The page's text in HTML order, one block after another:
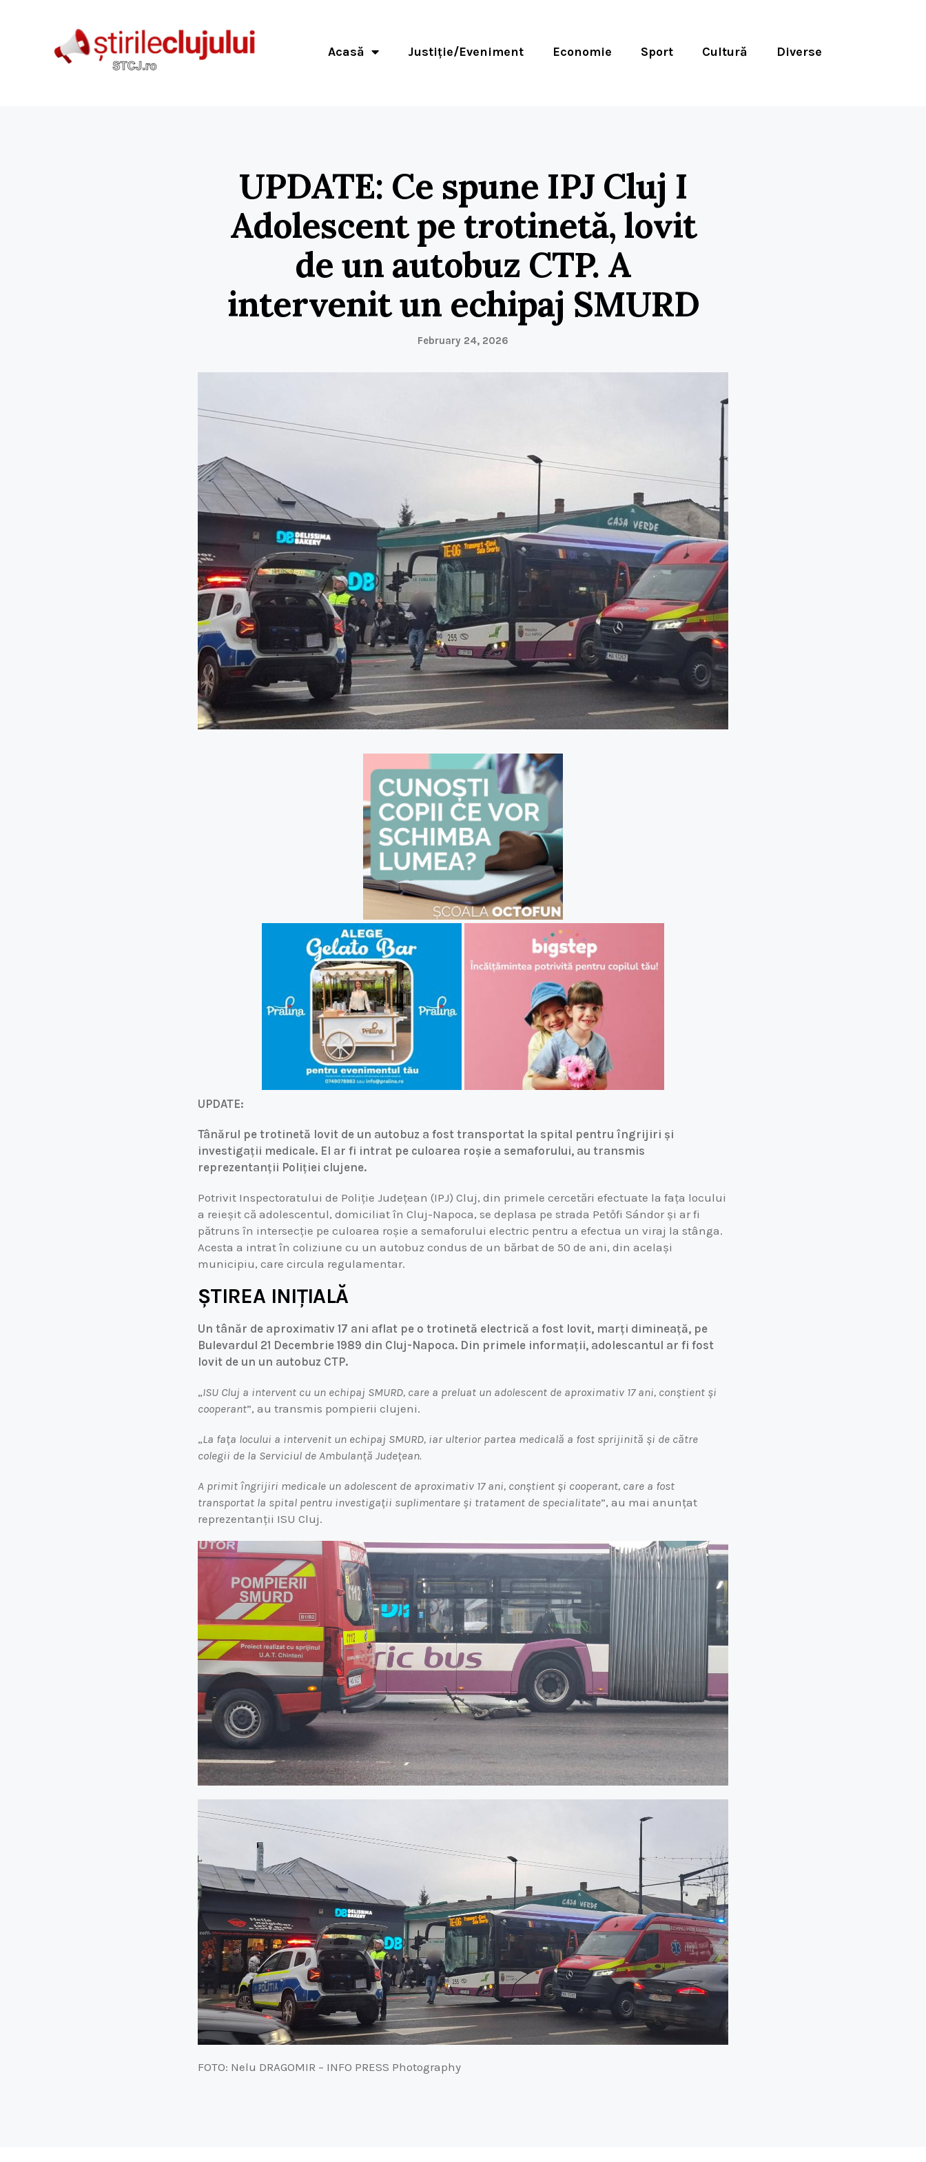
Acasă Justiție/Eveniment Economie Sport Cultură Diverse
UPDATE: Ce spune IPJ Cluj I
Adolescent pe trotinetă, lovit
de un autobuz CTP. A
intervenit un echipaj SMURD
February 24, 2026
UPDATE:
Tânărul pe trotinetă lovit de un autobuz a fost transportat la spital pentru îngrijiri și
investigații medicale. El ar fi intrat pe culoarea roșie a semaforului, au transmis
reprezentanții Poliției clujene.
Potrivit Inspectoratului de Poliție Județean (IPJ) Cluj, din primele cercetări efectuate la fața locului
a reieșit că adolescentul, domiciliat în Cluj-Napoca, se deplasa pe strada Petőfi Sándor și ar fi
pătruns în intersecție pe culoarea roșie a semaforului electric pentru a efectua un viraj la stânga.
Acesta a intrat în coliziune cu un autobuz condus de un bărbat de 50 de ani, din același
municipiu, care circula regulamentar.
ȘTIREA INIȚIALĂ
Un tânăr de aproximativ 17 ani aflat pe o trotinetă electrică a fost lovit, marți dimineață, pe
Bulevardul 21 Decembrie 1989 din Cluj-Napoca. Din primele informații, adolescantul ar fi fost
lovit de un un autobuz CTP.
„ISU Cluj a intervent cu un echipaj SMURD, care a preluat un adolescent de aproximativ 17 ani, conștient și
cooperant”, au transmis pompierii clujeni.
„La fața locului a intervenit un echipaj SMURD, iar ulterior partea medicală a fost sprijinită și de către
colegii de la Serviciul de Ambulanță Județean.
A primit îngrijiri medicale un adolescent de aproximativ 17 ani, conștient și cooperant, care a fost
transportat la spital pentru investigații suplimentare și tratament de specialitate”, au mai anunțat
reprezentanții ISU Cluj.
FOTO: Nelu DRAGOMIR – INFO PRESS Photography